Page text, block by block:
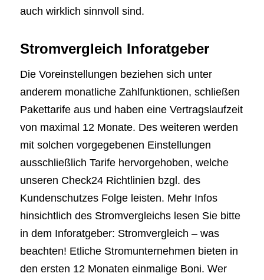
auch wirklich sinnvoll sind.
Stromvergleich Inforatgeber
Die Voreinstellungen beziehen sich unter
anderem monatliche Zahlfunktionen, schließen
Pakettarife aus und haben eine Vertragslaufzeit
von maximal 12 Monate. Des weiteren werden
mit solchen vorgegebenen Einstellungen
ausschließlich Tarife hervorgehoben, welche
unseren Check24 Richtlinien bzgl. des
Kundenschutzes Folge leisten. Mehr Infos
hinsichtlich des Stromvergleichs lesen Sie bitte
in dem Inforatgeber: Stromvergleich – was
beachten! Etliche Stromunternehmen bieten in
den ersten 12 Monaten einmalige Boni. Wer